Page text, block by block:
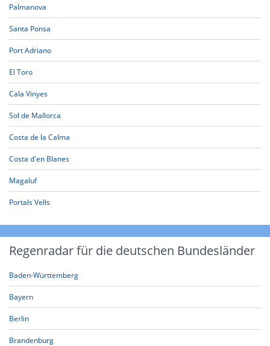
Palmanova
Santa Ponsa
Port Adriano
El Toro
Cala Vinyes
Sol de Mallorca
Costa de la Calma
Costa d'en Blanes
Magaluf
Portals Vells
Regenradar für die deutschen Bundesländer
Baden-Württemberg
Bayern
Berlin
Brandenburg